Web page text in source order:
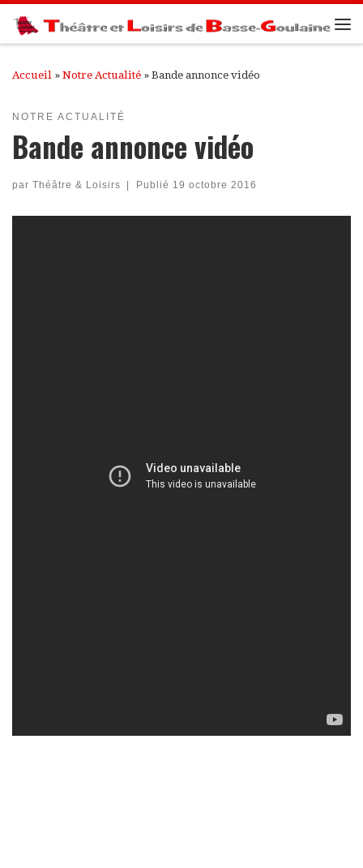
Passer au contenu
Accueil » Notre Actualité » Bande annonce vidéo
NOTRE ACTUALITÉ
Bande annonce vidéo
par Théâtre & Loisirs | Publié 19 octobre 2016